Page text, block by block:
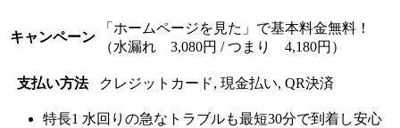
キャンペーン
「ホームページを見た」で基本料金無料！
（水漏れ 3,080円 / つまり 4,180円）
支払い方法 クレジットカード, 現金払い, QR決済
特長1 水回りの急なトラブルも最短30分で到着し安心